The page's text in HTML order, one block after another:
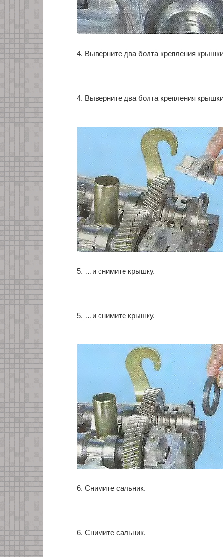
4. Выверните два болта крепления
4. Выверните два болта крепления
5. …и снимите крышку.
5. …и снимите крышку.
6. Снимите сальник.
6. Снимите сальник.